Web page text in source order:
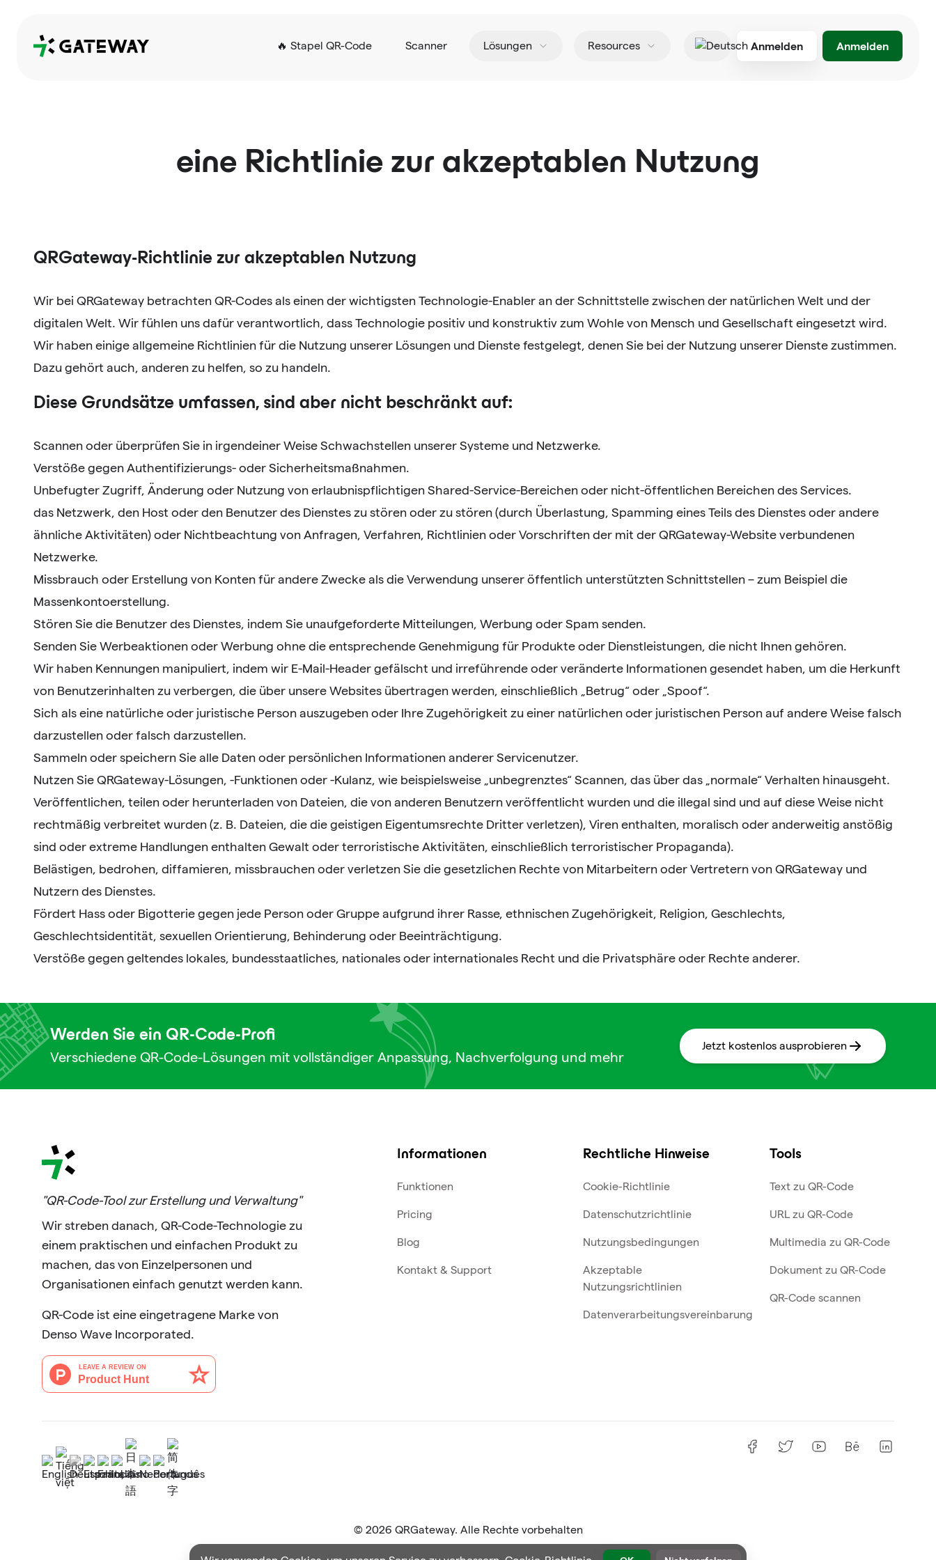
QRGateway 🔥 Stapel QR-Code Scanner Lösungen Resources
Deutsch
Anmelden Anmelden
eine Richtlinie zur akzeptablen Nutzung
QRGateway-Richtlinie zur akzeptablen Nutzung
Wir bei QRGateway betrachten QR-Codes als einen der wichtigsten Technologie-Enabler an der Schnittstelle zwischen der natürlichen Welt und der
digitalen Welt. Wir fühlen uns dafür verantwortlich, dass Technologie positiv und konstruktiv zum Wohle von Mensch und Gesellschaft eingesetzt wird.
Wir haben einige allgemeine Richtlinien für die Nutzung unserer Lösungen und Dienste festgelegt, denen Sie bei der Nutzung unserer Dienste zustimmen.
Dazu gehört auch, anderen zu helfen, so zu handeln.
Diese Grundsätze umfassen, sind aber nicht beschränkt auf:
Scannen oder überprüfen Sie in irgendeiner Weise Schwachstellen unserer Systeme und Netzwerke.
Verstöße gegen Authentifizierungs- oder Sicherheitsmaßnahmen.
Unbefugter Zugriff, Änderung oder Nutzung von erlaubnispflichtigen Shared-Service-Bereichen oder nicht-öffentlichen Bereichen des Services.
das Netzwerk, den Host oder den Benutzer des Dienstes zu stören oder zu stören (durch Überlastung, Spamming eines Teils des Dienstes oder andere
ähnliche Aktivitäten) oder Nichtbeachtung von Anfragen, Verfahren, Richtlinien oder Vorschriften der mit der QRGateway-Website verbundenen
Netzwerke.
Missbrauch oder Erstellung von Konten für andere Zwecke als die Verwendung unserer öffentlich unterstützten Schnittstellen – zum Beispiel die
Massenkontoerstellung.
Stören Sie die Benutzer des Dienstes, indem Sie unaufgeforderte Mitteilungen, Werbung oder Spam senden.
Senden Sie Werbeaktionen oder Werbung ohne die entsprechende Genehmigung für Produkte oder Dienstleistungen, die nicht Ihnen gehören.
Wir haben Kennungen manipuliert, indem wir E-Mail-Header gefälscht und irreführende oder veränderte Informationen gesendet haben, um die Herkunft
von Benutzerinhalten zu verbergen, die über unsere Websites übertragen werden, einschließlich „Betrug“ oder „Spoof“.
Sich als eine natürliche oder juristische Person auszugeben oder Ihre Zugehörigkeit zu einer natürlichen oder juristischen Person auf andere Weise falsch
darzustellen oder falsch darzustellen.
Sammeln oder speichern Sie alle Daten oder persönlichen Informationen anderer Servicenutzer.
Nutzen Sie QRGateway-Lösungen, -Funktionen oder -Kulanz, wie beispielsweise „unbegrenztes“ Scannen, das über das „normale“ Verhalten hinausgeht.
Veröffentlichen, teilen oder herunterladen von Dateien, die von anderen Benutzern veröffentlicht wurden und die illegal sind und auf diese Weise nicht
rechtmäßig verbreitet wurden (z. B. Dateien, die die geistigen Eigentumsrechte Dritter verletzen), Viren enthalten, moralisch oder anderweitig anstößig
sind oder extreme Handlungen enthalten Gewalt oder terroristische Aktivitäten, einschließlich terroristischer Propaganda).
Belästigen, bedrohen, diffamieren, missbrauchen oder verletzen Sie die gesetzlichen Rechte von Mitarbeitern oder Vertretern von QRGateway und
Nutzern des Dienstes.
Fördert Hass oder Bigotterie gegen jede Person oder Gruppe aufgrund ihrer Rasse, ethnischen Zugehörigkeit, Religion, Geschlechts,
Geschlechtsidentität, sexuellen Orientierung, Behinderung oder Beeinträchtigung.
Verstöße gegen geltendes lokales, bundesstaatliches, nationales oder internationales Recht und die Privatsphäre oder Rechte anderer.
Werden Sie ein QR-Code-Profi
Verschiedene QR-Code-Lösungen mit vollständiger Anpassung, Nachverfolgung und mehr
Jetzt kostenlos ausprobieren
"QR-Code-Tool zur Erstellung und Verwaltung"
Wir streben danach, QR-Code-Technologie zu
einem praktischen und einfachen Produkt zu
machen, das von Einzelpersonen und
Organisationen einfach genutzt werden kann.
QR-Code ist eine eingetragene Marke von
Denso Wave Incorporated.
Informationen
Funktionen
Pricing
Blog
Kontakt & Support
Rechtliche Hinweise
Cookie-Richtlinie
Datenschutzrichtlinie
Nutzungsbedingungen
Akzeptable
Nutzungsrichtlinien
Datenverarbeitungsvereinbarung
Tools
Text zu QR-Code
URL zu QR-Code
Multimedia zu QR-Code
Dokument zu QR-Code
QR-Code scannen
© 2026 QRGateway. Alle Rechte vorbehalten